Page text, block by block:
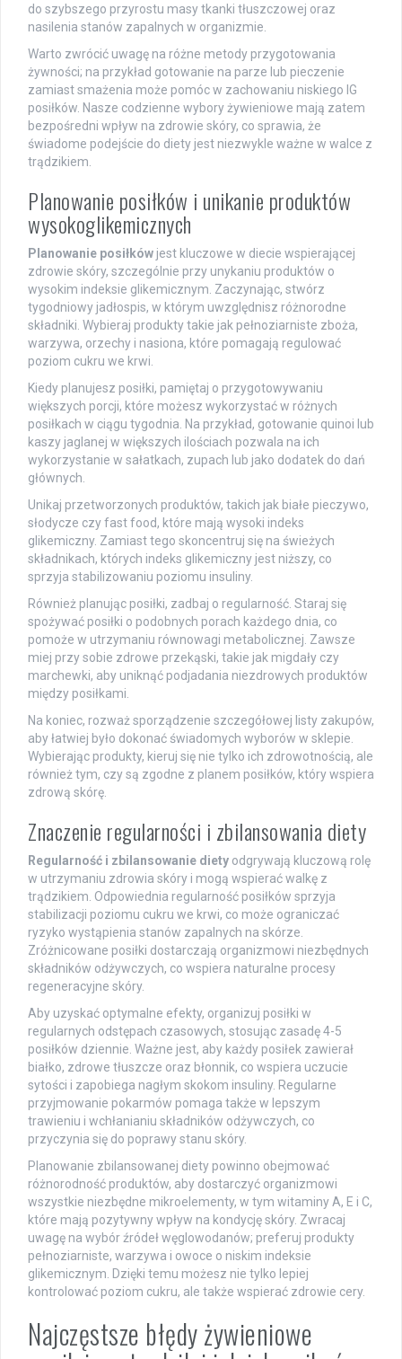
do szybszego przyrostu masy tkanki tłuszczowej oraz
nasilenia stanów zapalnych w organizmie.
Warto zwrócić uwagę na różne metody przygotowania
żywności; na przykład gotowanie na parze lub pieczenie
zamiast smażenia może pomóc w zachowaniu niskiego IG
posiłków. Nasze codzienne wybory żywieniowe mają zatem
bezpośredni wpływ na zdrowie skóry, co sprawia, że
świadome podejście do diety jest niezwykle ważne w walce z
trądzikiem.
Planowanie posiłków i unikanie produktów
wysokoglikemicznych
Planowanie posiłków jest kluczowe w diecie wspierającej
zdrowie skóry, szczególnie przy unykaniu produktów o
wysokim indeksie glikemicznym. Zaczynając, stwórz
tygodniowy jadłospis, w którym uwzględnisz różnorodne
składniki. Wybieraj produkty takie jak pełnoziarniste zboża,
warzywa, orzechy i nasiona, które pomagają regulować
poziom cukru we krwi.
Kiedy planujesz posiłki, pamiętaj o przygotowywaniu
większych porcji, które możesz wykorzystać w różnych
posiłkach w ciągu tygodnia. Na przykład, gotowanie quinoi lub
kaszy jaglanej w większych ilościach pozwala na ich
wykorzystanie w sałatkach, zupach lub jako dodatek do dań
głównych.
Unikaj przetworzonych produktów, takich jak białe pieczywo,
słodycze czy fast food, które mają wysoki indeks
glikemiczny. Zamiast tego skoncentruj się na świeżych
składnikach, których indeks glikemiczny jest niższy, co
sprzyja stabilizowaniu poziomu insuliny.
Również planując posiłki, zadbaj o regularność. Staraj się
spożywać posiłki o podobnych porach każdego dnia, co
pomoże w utrzymaniu równowagi metabolicznej. Zawsze
miej przy sobie zdrowe przekąski, takie jak migdały czy
marchewki, aby uniknąć podjadania niezdrowych produktów
między posiłkami.
Na koniec, rozważ sporządzenie szczegółowej listy zakupów,
aby łatwiej było dokonać świadomych wyborów w sklepie.
Wybierając produkty, kieruj się nie tylko ich zdrowotnością, ale
również tym, czy są zgodne z planem posiłków, który wspiera
zdrową skórę.
Znaczenie regularności i zbilansowania diety
Regularność i zbilansowanie diety odgrywają kluczową rolę
w utrzymaniu zdrowia skóry i mogą wspierać walkę z
trądzikiem. Odpowiednia regularność posiłków sprzyja
stabilizacji poziomu cukru we krwi, co może ograniczać
ryzyko wystąpienia stanów zapalnych na skórze.
Zróżnicowane posiłki dostarczają organizmowi niezbędnych
składników odżywczych, co wspiera naturalne procesy
regeneracyjne skóry.
Aby uzyskać optymalne efekty, organizuj posiłki w
regularnych odstępach czasowych, stosując zasadę 4-5
posiłków dziennie. Ważne jest, aby każdy posiłek zawierał
białko, zdrowe tłuszcze oraz błonnik, co wspiera uczucie
sytości i zapobiega nagłym skokom insuliny. Regularne
przyjmowanie pokarmów pomaga także w lepszym
trawieniu i wchłanianiu składników odżywczych, co
przyczynia się do poprawy stanu skóry.
Planowanie zbilansowanej diety powinno obejmować
różnorodność produktów, aby dostarczyć organizmowi
wszystkie niezbędne mikroelementy, w tym witaminy A, E i C,
które mają pozytywny wpływ na kondycję skóry. Zwracaj
uwagę na wybór źródeł węglowodanów; preferuj produkty
pełnoziarniste, warzywa i owoce o niskim indeksie
glikemicznym. Dzięki temu możesz nie tylko lepiej
kontrolować poziom cukru, ale także wspierać zdrowie cery.
Najczęstsze błędy żywieniowe